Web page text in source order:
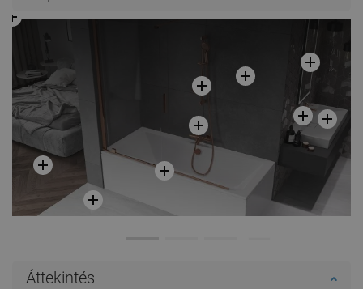
Áttekintés